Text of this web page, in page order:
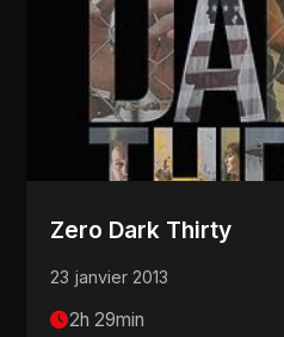
Zero Dark Thirty
23 janvier 2013
2h 29min